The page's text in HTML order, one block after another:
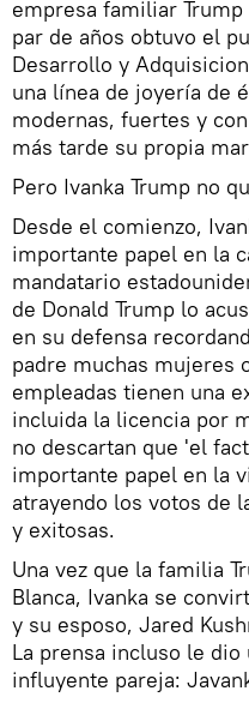
empresa familiar
par de años obtuvo el
Desarrollo y
una línea de joyería de
modernas, fuertes y
más tarde su propia
Pero Ivanka Trump no
Desde el comienzo,
importante papel en la
mandatario
de Donald Trump lo
en su defensa
padre muchas mujeres
empleadas tienen una
incluida la licencia por
no descartan que 'el
importante papel en la
atrayendo los votos de
y exitosas.
Una vez que la familia
Blanca, Ivanka se
y su esposo, Jared
La prensa incluso le
influyente pareja: